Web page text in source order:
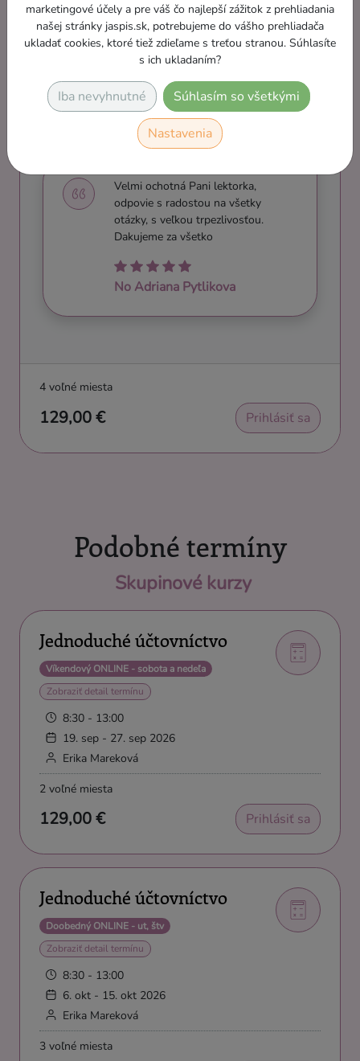
sveta jednoduchého účtovníctva,
naučiť sa základné veci a pojmy,
naučiť sa účtovať v…
Karolína Šipková
Velmi ochotná Pani lektorka,
odpovie s radostou na všetky
otázky, s veľkou trpezlivosťou.
Dakujeme za všetko
No Adriana Pytlikova
4 voľné miesta
129,00 € Prihlásiť sa
Podobné termíny
Skupinové kurzy
Jednoduché účtovníctvo
Víkendový ONLINE - sobota a nedeľa
Zobraziť detail termínu
8:30 - 13:00
19. sep - 27. sep 2026
Erika Mareková
2 voľné miesta
129,00 € Prihlásiť sa
Jednoduché účtovníctvo
Doobedný ONLINE - ut, štv
Zobraziť detail termínu
8:30 - 13:00
6. okt - 15. okt 2026
Erika Mareková
3 voľné miesta
marketingové účely a pre váš čo najlepší zážitok z prehliadania
našej stránky jaspis.sk, potrebujeme do vášho prehliadača
ukladať cookies, ktoré tiež zdieľame s treťou stranou. Súhlasíte
s ich ukladaním?
Iba nevyhnutné Súhlasím so všetkými
Nastavenia